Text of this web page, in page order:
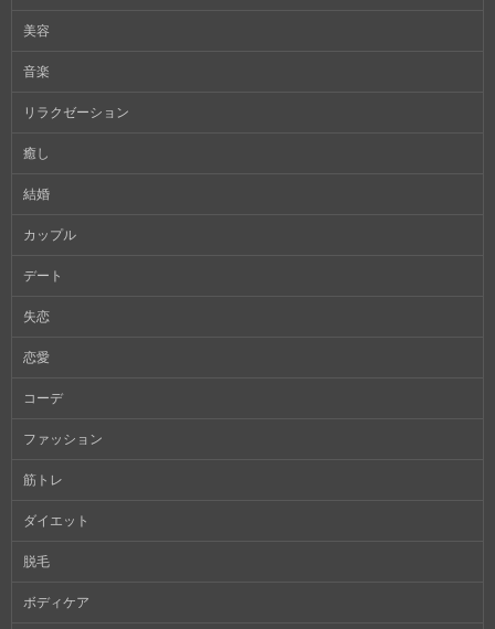
美容
音楽
リラクゼーション
癒し
結婚
カップル
デート
失恋
恋愛
コーデ
ファッション
筋トレ
ダイエット
脱毛
ボディケア